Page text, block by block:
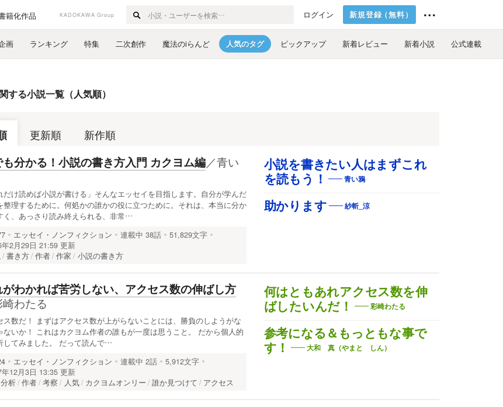
籍化作品 KADOKAWA Group ログイン 新規登録（無料）
画 ランキング 特集 二次創作 魔法のiらんど 人気のタグ ピックアップ 新着レビュー 新着小説 公式連載
する小説一覧（人気順）
更新順 新作順
小説を書きたい人はまずこれ
を読もう！
青い鴉
助かります 紗斬_涼
分かる！小説の書き方入門 カクヨム編／青い
だけ読めば小説が書ける」そんなエッセイを目指します。自分が学んだ
整理するために。何処かの誰かの役に立つために。それは、本当に分か
く、あっさり読み終えられる、非常…
エッセイ・ノンフィクション 連載中 38話
51,829文字
年2月29日 21:59 更新
書き方 作者 作家 小説の書き方
何はともあれアクセス数を伸
ばしたいんだ！
彩崎わたる
参考になる＆もっともな事で
す！
大和 真（やまと しん）
がわかれば苦労しない、アクセス数の伸ばし方
崎わたる
ス数だ！ まずはアクセス数が上がらないことには、勝負のしようがな
ないか！ これはカクヨム作者の誰もが一度は思うこと。 だから個人的
してみました。 だって読んで…
エッセイ・ノンフィクション 連載中 2話
5,912文字
年12月3日 13:35 更新
分析 作者 考察 人気 カクヨムオンリー 誰か見つけて アクセス